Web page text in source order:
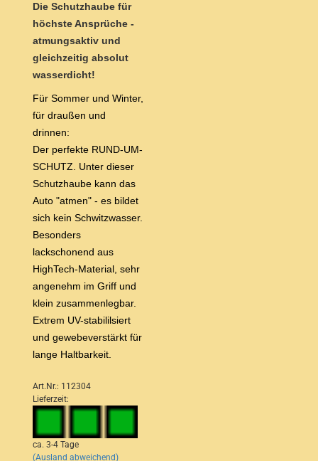
Die Schutzhaube für
höchste Ansprüche -
atmungsaktiv und
gleichzeitig absolut
wasserdicht!
Für Sommer und Winter,
für draußen und
drinnen:
Der perfekte RUND-UM-
SCHUTZ. Unter dieser
Schutzhaube kann das
Auto "atmen" - es bildet
sich kein Schwitzwasser.
Besonders
lackschonend aus
HighTech-Material, sehr
angenehm im Griff und
klein zusammenlegbar.
Extrem UV-stabililsiert
und gewebeverstärkt für
lange Haltbarkeit.
Art.Nr.: 112304
Lieferzeit:
ca. 3-4 Tage
(Ausland abweichend)